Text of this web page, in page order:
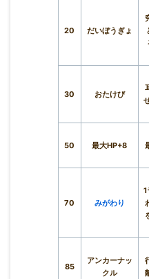
20 だいぼうぎょ
30 おたけび
50 最大HP+8
70 みがわり
85
アンカーナッ
クル